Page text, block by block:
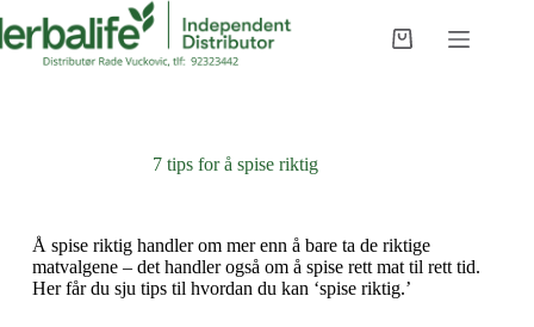
7 tips for å spise riktig
Å spise riktig handler om mer enn å bare ta de riktige
matvalgene – det handler også om å spise rett mat til rett tid.
Her får du sju tips til hvordan du kan ‘spise riktig.’